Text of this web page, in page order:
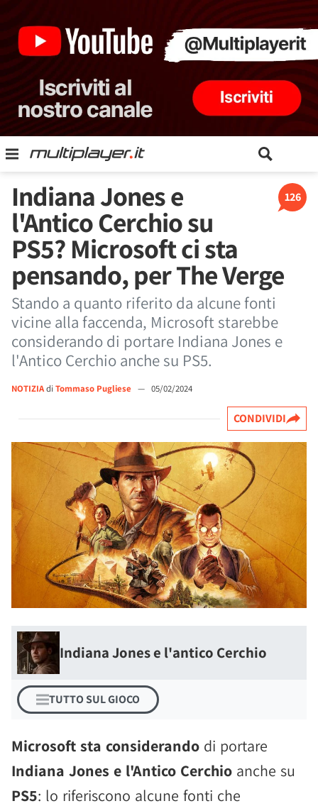
126
Indiana Jones e
l'Antico Cerchio su
PS5? Microsoft ci sta
pensando, per The Verge
Stando a quanto riferito da alcune fonti
vicine alla faccenda, Microsoft starebbe
considerando di portare Indiana Jones e
l'Antico Cerchio anche su PS5.
NOTIZIAdi Tommaso Pugliese — 05/02/2024
CONDIVIDI
Indiana Jones e l'antico Cerchio
TUTTO SUL GIOCO
Microsoft sta considerando di portare
Indiana Jones e l'Antico Cerchio anche su
PS5: lo riferiscono alcune fonti che